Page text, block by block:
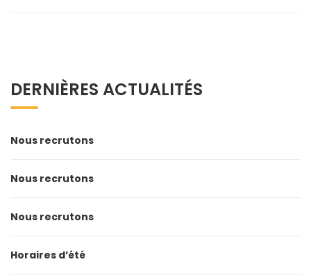
DERNIÈRES ACTUALITÉS
Nous recrutons
Nous recrutons
Nous recrutons
Horaires d’été